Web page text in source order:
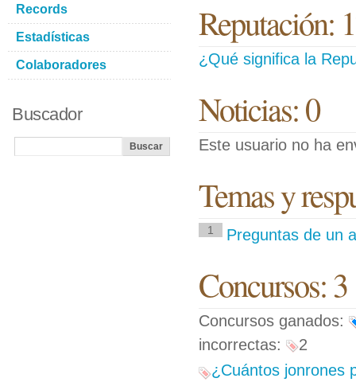
Reputación:
¿Qué significa la
Noticias: 0
Este usuario no ha
Temas y
1 Preguntas de un
Concursos: 3
Concursos ganados:
incorrectas:
2
¿Cuántos jonrones
Records
Estadísticas
Colaboradores
Buscador